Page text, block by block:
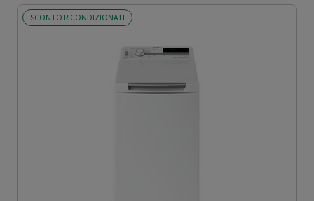
SCONTO RICONDIZIONATI